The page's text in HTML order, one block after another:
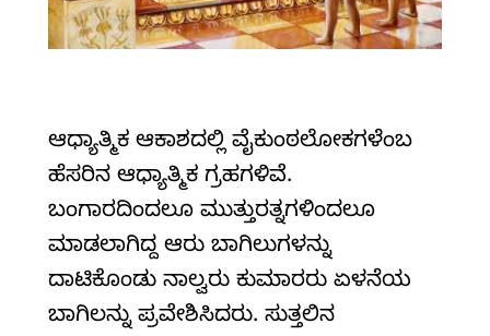
ಆಧ್ಯಾತ್ಮಿಕ ಆಕಾಶದಲ್ಲಿ ವೈಕುಂಠಲೋಕಗಳೆಂಬ
ಹೆಸರಿನ ಆಧ್ಯಾತ್ಮಿಕ ಗ್ರಹಗಳಿವೆ.
ಬಂಗಾರದಿಂದಲೂ ಮುತ್ತುರತ್ನಗಳಿಂದಲೂ
ಮಾಡಲಾಗಿದ್ದ ಆರು ಬಾಗಿಲುಗಳನ್ನು
ದಾಟಿಕೊಂಡು ನಾಲ್ವರು ಕುಮಾರರು ಏಳನೆಯ
ಬಾಗಿಲನ್ನು ಪ್ರವೇಶಿಸಿದರು. ಸುತ್ತಲಿನ